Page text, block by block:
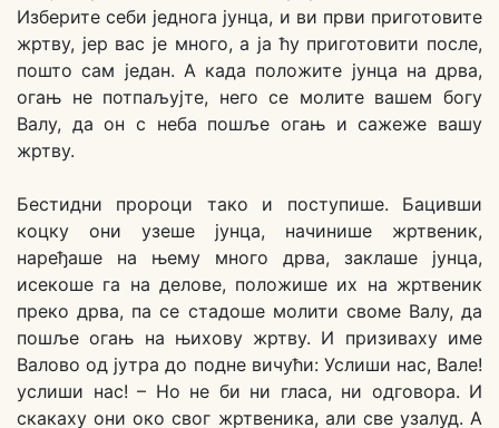
Изберите себи једнога јунца, и ви први приготовите
жртву, јер вас је много, а ја ћу приготовити после,
пошто сам један. А када положите јунца на дрва,
огањ не потпаљујте, него се молите вашем богу
Валу, да он с неба пошље огањ и сажеже вашу
жртву.
Бестидни пророци тако и поступише. Бацивши
коцку они узеше јунца, начинише жртвеник,
наређаше на њему много дрва, заклаше јунца,
исекоше га на делове, положише их на жртвеник
преко дрва, па се стадоше молити своме Валу, да
пошље огањ на њихову жртву. И призиваху име
Валово од јутра до подне вичући: Услиши нас, Вале!
услиши нас! – Но не би ни гласа, ни одговора. И
скакаху они око свог жртвеника, али све узалуд. А